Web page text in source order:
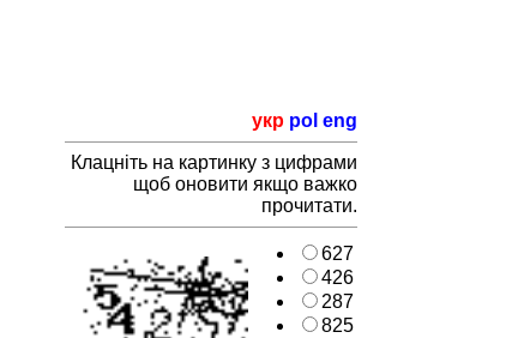
укр pol eng
Клацніть на картинку з цифрами
щоб оновити якщо важко
прочитати.
627
426
287
825